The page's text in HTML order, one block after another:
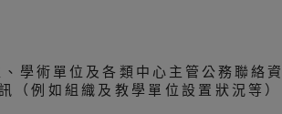
學術單位及各類中心主管公務聯絡
例如組織及教學單位設置狀況等